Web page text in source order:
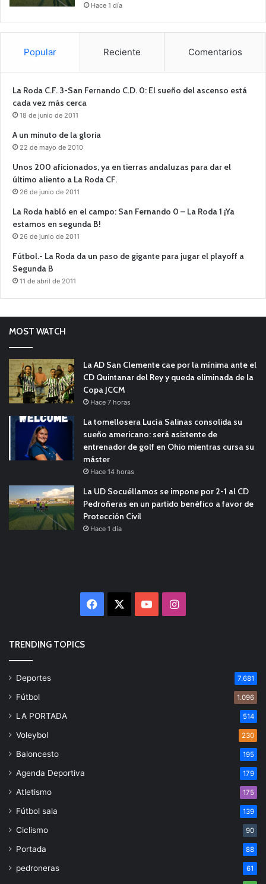
Hace 1 día
Popular Reciente Comentarios
La Roda C.F. 3-San Fernando C.D. 0: El sueño del ascenso está
cada vez más cerca
18 de junio de 2011
A un minuto de la gloria
22 de mayo de 2010
Unos 200 aficionados, ya en tierras andaluzas para dar el
último aliento a La Roda CF.
26 de junio de 2011
La Roda habló en el campo: San Fernando 0 – La Roda 1 ¡Ya
estamos en segunda B!
26 de junio de 2011
Fútbol.- La Roda da un paso de gigante para jugar el playoff a
Segunda B
11 de abril de 2011
MOST WATCH
La AD San Clemente cae por la mínima ante el
CD Quintanar del Rey y queda eliminada de la
Copa JCCM
Hace 7 horas
La tomellosera Lucía Salinas consolida su
sueño americano: será asistente de
entrenador de golf en Ohio mientras cursa su
máster
Hace 14 horas
La UD Socuéllamos se impone por 2-1 al CD
Pedroñeras en un partido benéfico a favor de
Protección Civil
Hace 1 día
Facebook YouTubeInstagram
TRENDING TOPICS
Deportes 7.681
Fútbol 1.096
LA PORTADA 514
Voleybol 230
Baloncesto 195
Agenda Deportiva 179
Atletismo 175
Fútbol sala 139
Ciclismo 90
Portada 88
pedroneras 61